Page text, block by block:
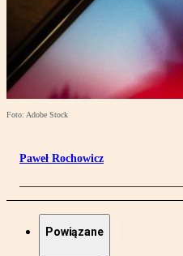
Foto: Adobe Stock
Paweł Rochowicz
Powiązane